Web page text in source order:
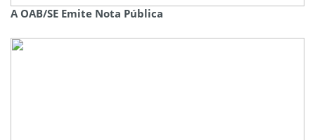
A OAB/SE Emite Nota Pública